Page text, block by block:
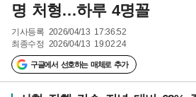
명 처형…하루 4명꼴
기사등록 2026/04/13 17:36:52
최종수정 2026/04/13 19:02:24
구글에서 선호하는 매체로 추가